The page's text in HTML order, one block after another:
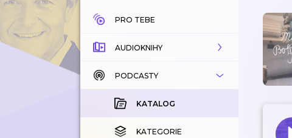
PRO TEBE
AUDIOKNIHY
KATALOG
KOUPENÉ
KATEGORIE
PODCASTY
KATALOG
KATEGORIE